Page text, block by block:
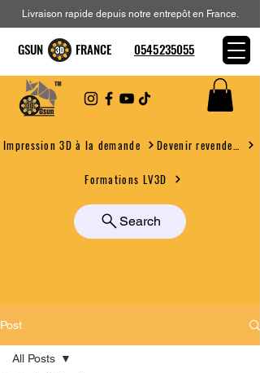
Impression 3D à la demande
Formations LV3D
Search
Livraison rapide depuis notre entrepôt en France.
GSUN FRANCE 0545235055
Post
All Posts